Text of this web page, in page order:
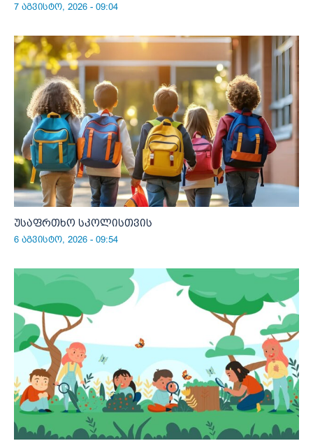
7 აგვისტო, 2026 - 09:04
უსაფრთხო სკოლისთვის
6 აგვისტო, 2026 - 09:54